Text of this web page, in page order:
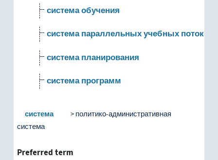
система обучения
система параллельных учебных потоков
система планирования
система программ
система союзов
система
политико-административная
система
Preferred term